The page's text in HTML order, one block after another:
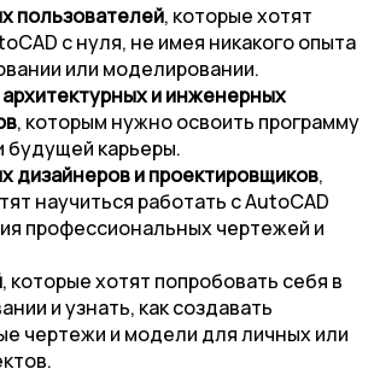
пользователей, которые хотят
с нуля, не имея никакого опыта
или моделировании.
и инженерных
, которым нужно освоить программу
будущей карьеры.
дизайнеров и проектировщиков,
научиться работать с AutoCAD
профессиональных чертежей и
, которые хотят попробовать себя в
и узнать, как создавать
чертежи и модели для личных или